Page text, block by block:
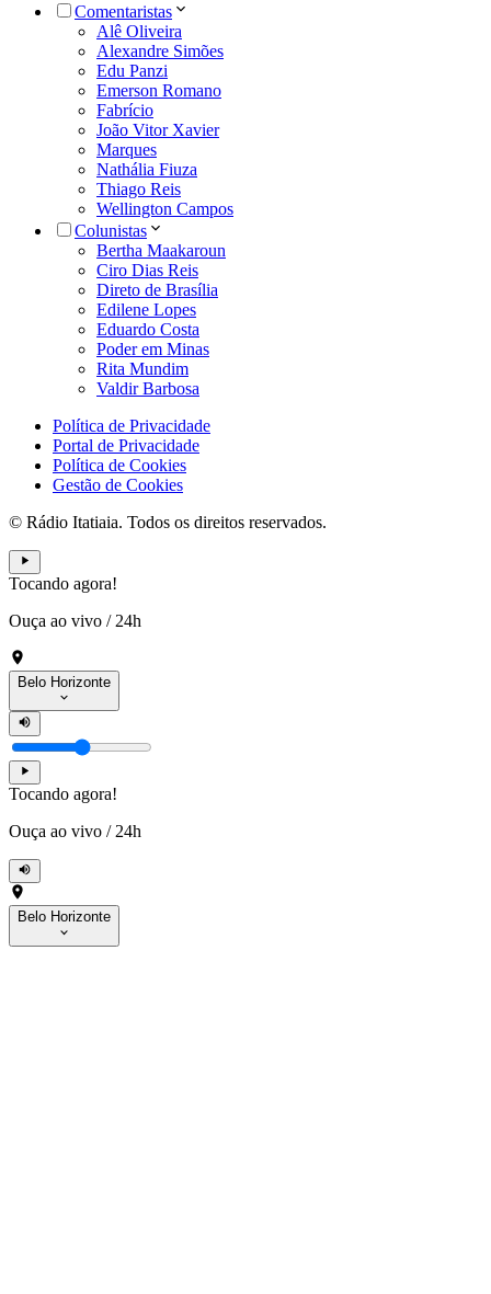
Comentaristas
Alê Oliveira
Alexandre Simões
Edu Panzi
Emerson Romano
Fabrício
João Vitor Xavier
Marques
Nathália Fiuza
Thiago Reis
Wellington Campos
Colunistas
Bertha Maakaroun
Ciro Dias Reis
Direto de Brasília
Edilene Lopes
Eduardo Costa
Poder em Minas
Rita Mundim
Valdir Barbosa
Política de Privacidade
Portal de Privacidade
Política de Cookies
Gestão de Cookies
© Rádio Itatiaia. Todos os direitos reservados.
Tocando agora!
Ouça ao vivo / 24h
Belo Horizonte
Tocando agora!
Ouça ao vivo / 24h
Belo Horizonte